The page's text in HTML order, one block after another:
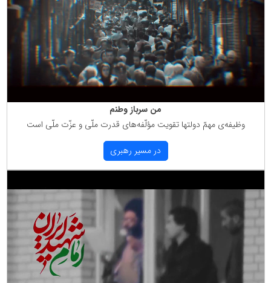
من سرباز وطنم
وظیفه‌ی مهمّ دولتها تقویت مؤلّفه‌های قدرت ملّی و عزّت ملّی است
در مسیر رهبری